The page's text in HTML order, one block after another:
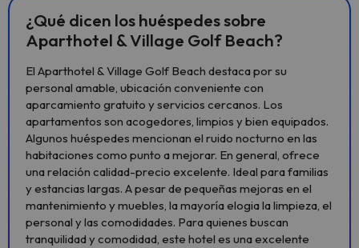
¿Qué dicen los huéspedes sobre
Aparthotel & Village Golf Beach?
El Aparthotel & Village Golf Beach destaca por su
personal amable, ubicación conveniente con
aparcamiento gratuito y servicios cercanos. Los
apartamentos son acogedores, limpios y bien equipados.
Algunos huéspedes mencionan el ruido nocturno en las
habitaciones como punto a mejorar. En general, ofrece
una relación calidad-precio excelente. Ideal para familias
y estancias largas. A pesar de pequeñas mejoras en el
mantenimiento y muebles, la mayoría elogia la limpieza, el
personal y las comodidades. Para quienes buscan
tranquilidad y comodidad, este hotel es una excelente